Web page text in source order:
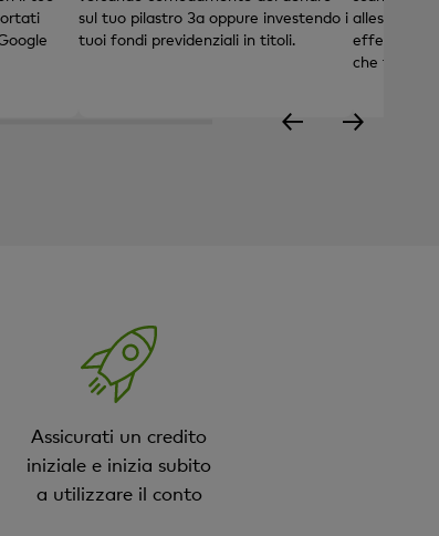
sul tuo pilastro 3a oppure investendo i
tuoi fondi previdenziali in titoli.
allestire
effettuare
che ti
Assicurati un credito
iniziale e inizia subito
a utilizzare il conto